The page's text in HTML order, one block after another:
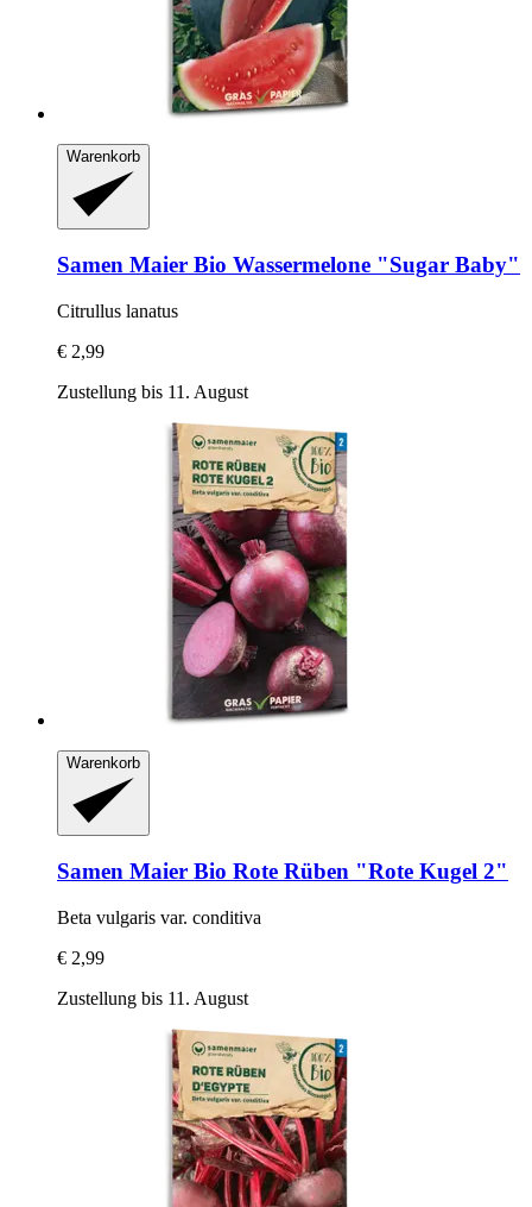
Warenkorb
Samen Maier Bio Wassermelone "Sugar Baby"
Citrullus lanatus
€ 2,99
Zustellung bis 11. August
Warenkorb
Samen Maier Bio Rote Rüben "Rote Kugel 2"
Beta vulgaris var. conditiva
€ 2,99
Zustellung bis 11. August